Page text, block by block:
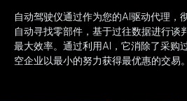
自动驾驶仪通过作为您的AI驱动代理，
自动寻找零部件，基于过往数据进行谈
最大效率。通过利用AI，它消除了采购
空企业以最小的努力获得最优惠的交易。